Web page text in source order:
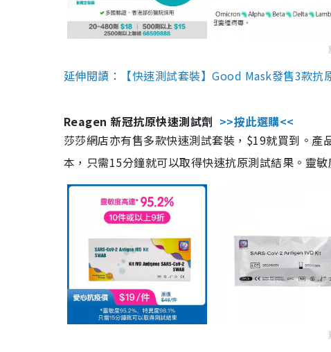
延伸閱讀：【快速測試套裝】Good Mask發售3款
Reagen 新冠抗原快速測試劑 >>按此選購<<
莎莎網店亦有售多款快速測試套裝，$19就買到。
本，只需15分鐘就可以取得快速抗原測試結果。靈